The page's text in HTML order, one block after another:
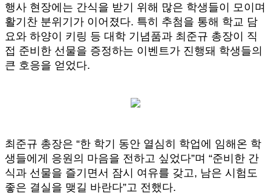
행사 현장에는 간식을 받기 위해 많은 학생들이 모이며
활기찬 분위기가 이어졌다. 특히 추첨을 통해 학교 담
요와 하양이 키링 등 대학 기념품과 최준규 총장이 직
접 준비한 선물을 증정하는 이벤트가 진행돼 학생들의
큰 호응을 얻었다.
최준규 총장은 “한 학기 동안 열심히 학업에 임해온 학
생들에게 응원의 마음을 전하고 싶었다”며 “준비한 간
식과 선물을 즐기면서 잠시 여유를 갖고, 남은 시험도
좋은 결실을 맺길 바란다”고 전했다.